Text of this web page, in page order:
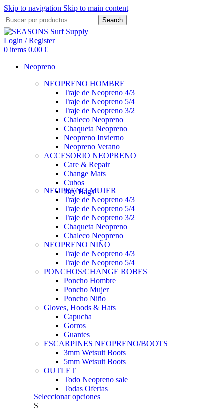
Skip to navigation Skip to main content
Search
Login / Register
0 items 0.00 €
Neopreno
NEOPRENO HOMBRE
Traje de Neopreno 4/3
Traje de Neopreno 5/4
Traje de Neopreno 3/2
Chaleco Neopreno
Chaqueta Neopreno
Neopreno Invierno
Neopreno Verano
ACCESORIO NEOPRENO
Care & Repair
Change Mats
Cubos
Dry Bags
NEOPRENO MUJER
Traje de Neopreno 4/3
Traje de Neopreno 5/4
Traje de Neopreno 3/2
Chaqueta Neopreno
Chaleco Neopreno
NEOPRENO NIÑO
Traje de Neopreno 4/3
Traje de Neopreno 5/4
PONCHOS/CHANGE ROBES
Poncho Hombre
Poncho Mujer
Poncho Niño
Gloves, Hoods & Hats
Capucha
Gorros
Guantes
ESCARPINES NEOPRENO/BOOTS
3mm Wetsuit Boots
5mm Wetsuit Boots
OUTLET
Todo Neopreno sale
Todas Ofertas
Seleccionar opcionesEste
S